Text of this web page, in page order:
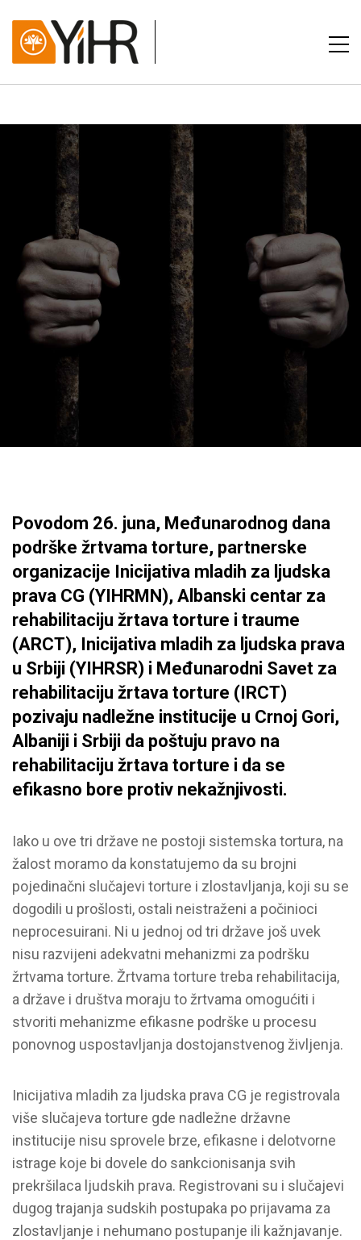
Povodom 26. juna, Međunarodnog dana
podrške žrtvama torture, partnerske
organizacije Inicijativa mladih za ljudska
prava CG (YIHRMN), Albanski centar za
rehabilitaciju žrtava torture i traume
(ARCT), Inicijativa mladih za ljudska prava
u Srbiji (YIHRSR) i Međunarodni Savet za
rehabilitaciju žrtava torture (IRCT)
pozivaju nadležne institucije u Crnoj Gori,
Albaniji i Srbiji da poštuju pravo na
rehabilitaciju žrtava torture i da se
efikasno bore protiv nekažnjivosti.
Iako u ove tri države ne postoji sistemska tortura, na
žalost moramo da konstatujemo da su brojni
pojedinačni slučajevi torture i zlostavljanja, koji su se
dogodili u prošlosti, ostali neistraženi a počinioci
neprocesuirani. Ni u jednoj od tri države još uvek
nisu razvijeni adekvatni mehanizmi za podršku
žrtvama torture. Žrtvama torture treba rehabilitacija,
a države i društva moraju to žrtvama omogućiti i
stvoriti mehanizme efikasne podrške u procesu
ponovnog uspostavljanja dostojanstvenog življenja.
Inicijativa mladih za ljudska prava CG je registrovala
više slučajeva torture gde nadležne državne
institucije nisu sprovele brze, efikasne i delotvorne
istrage koje bi dovele do sankcionisanja svih
prekršilaca ljudskih prava. Registrovani su i slučajevi
dugog trajanja sudskih postupaka po prijavama za
zlostavljanje i nehumano postupanje ili kažnjavanje.